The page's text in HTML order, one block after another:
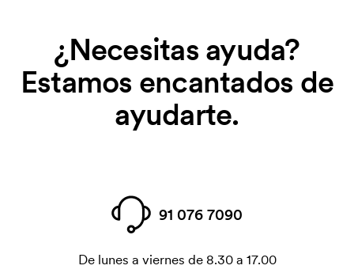
¿Necesitas ayuda?
Estamos encantados de
ayudarte.
91 076 7090
De lunes a viernes de 8.30 a 17.00